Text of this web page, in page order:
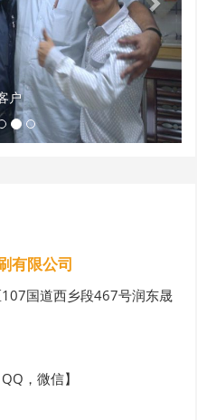
户
有限公司
国道西乡段467号润东晟
，微信】